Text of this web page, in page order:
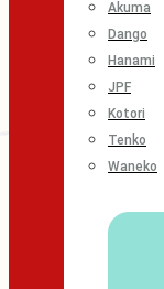
Akuma
Dango
Hanami
JPF
Kotori
Tenko
Waneko